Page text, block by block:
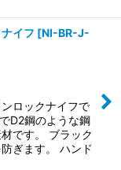
イフ [NI-BR-J-
ロックナイフで
D2鋼のような鋼
です。 ブラック
ぎます。 ハンド